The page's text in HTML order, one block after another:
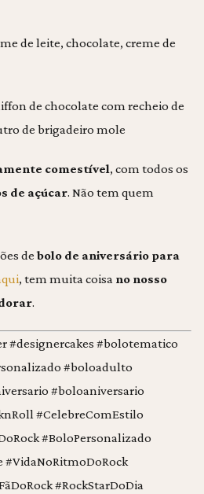
de leite, chocolate, creme de
de chocolate com recheio de
de brigadeiro mole
comestível, com todos os
de açúcar. Não tem quem
debolo de aniversário para
, tem muita coisa no nosso
.
#designercakes #bolotematico
#boloadulto
#boloaniversario
#CelebreComEstilo
#BoloPersonalizado
#RockStarDoDia